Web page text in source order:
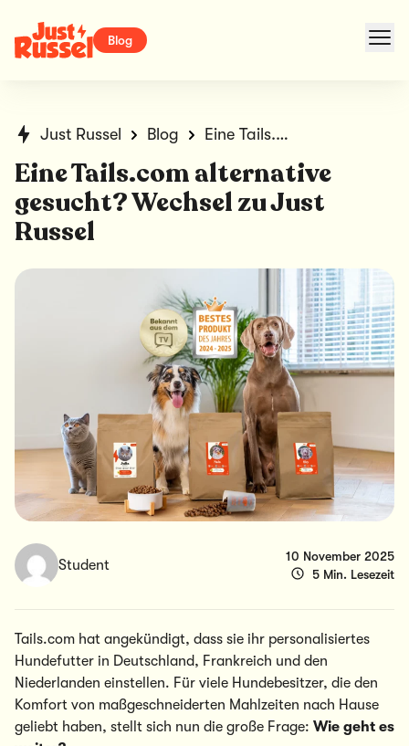
Blog
Just Russel Blog Eine Tails.com alternative gesucht? Wechsel zu Just Russel
Eine Tails.com alternative
gesucht? Wechsel zu Just
Russel
Student
10 November 2025
5 Min. Lesezeit
Tails.com hat angekündigt, dass sie ihr personalisiertes
Hundefutter in Deutschland, Frankreich und den
Niederlanden einstellen. Für viele Hundebesitzer, die den
Komfort von maßgeschneiderten Mahlzeiten nach Hause
geliebt haben, stellt sich nun die große Frage: Wie geht es